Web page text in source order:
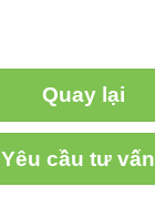
Quay lại
Yêu cầu tư vấn